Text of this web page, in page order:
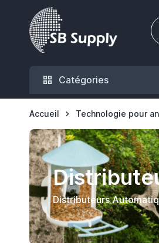
Allez au contenu
Catégories
Accueil Technologie pour
Distributeurs